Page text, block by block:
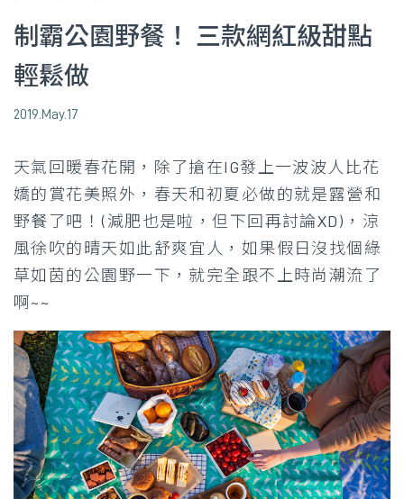
制霸公園野餐！ 三款網紅級甜點
輕鬆做
2019.May.17
天氣回暖春花開，除了搶在IG發上一波波人比花
嬌的賞花美照外，春天和初夏必做的就是露營和
野餐了吧！(減肥也是啦，但下回再討論XD)，涼
風徐吹的晴天如此舒爽宜人，如果假日沒找個綠
草如茵的公園野一下，就完全跟不上時尚潮流了
啊~~